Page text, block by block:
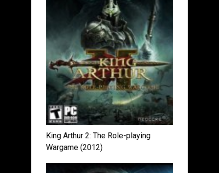
King Arthur 2: The Role-playing
Wargame (2012)